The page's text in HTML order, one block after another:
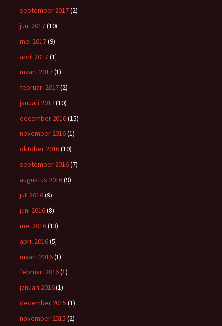
september 2017(2)
juni 2017(10)
mei 2017(9)
april 2017(1)
maart 2017(1)
februari 2017(2)
januari 2017(10)
december 2016(15)
november 2016(1)
oktober 2016(10)
september 2016(7)
augustus 2016(9)
juli 2016(9)
juni 2016(8)
mei 2016(13)
april 2016(5)
maart 2016(1)
februari 2016(1)
januari 2016(1)
december 2015 (1)
november 2015 (2)